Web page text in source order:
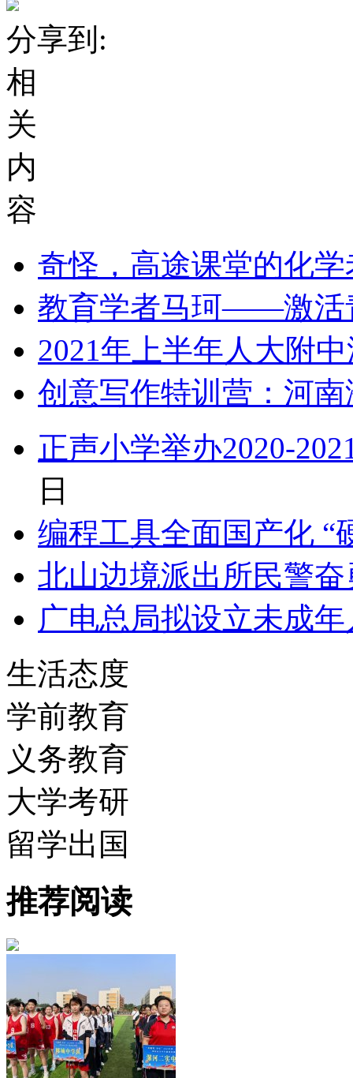
分享到:
相
关
内
容
奇怪，高途课堂的化
教育学者马珂——激活
2021年上半年人大附
创意写作特训营：河
正声小学举办2020-
日
编程工具全面国产化 “
北山边境派出所民警
广电总局拟设立未成
生活态度
学前教育
义务教育
大学考研
留学出国
推荐阅读